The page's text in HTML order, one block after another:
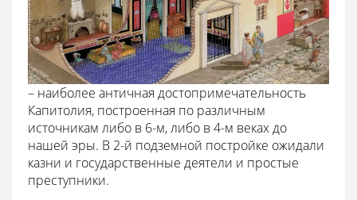
– наиболее античная достопримечательность
Капитолия, построенная по различным
источникам либо в 6-м, либо в 4-м веках до
нашей эры. В 2-й подземной постройке ожидали
казни и государственные деятели и простые
преступники.